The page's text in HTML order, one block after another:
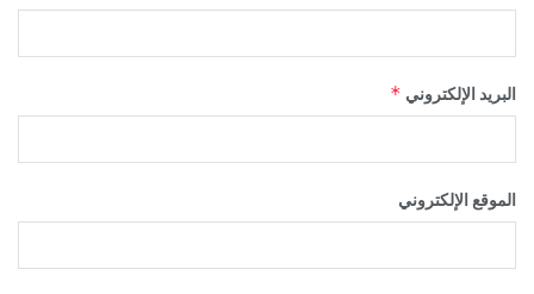
البريد الإلكتروني *
الموقع الإلكتروني